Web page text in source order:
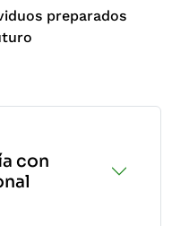
preparados
con